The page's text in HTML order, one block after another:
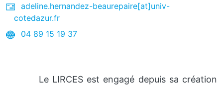
adeline.hernandez-beaurepaire[at]univ-
cotedazur.fr
04 89 15 19 37
Le LIRCES est engagé depuis sa création